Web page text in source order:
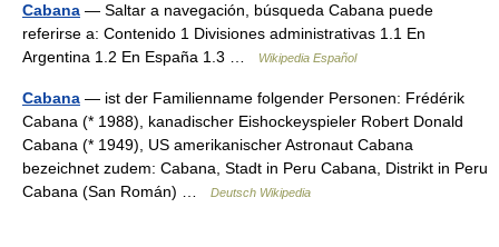
Cabana — Saltar a navegación, búsqueda Cabana puede
referirse a: Contenido 1 Divisiones administrativas 1.1 En
Argentina 1.2 En España 1.3 …
Wikipedia Español
Cabana — ist der Familienname folgender Personen: Frédérik
Cabana (* 1988), kanadischer Eishockeyspieler Robert Donald
Cabana (* 1949), US amerikanischer Astronaut Cabana
bezeichnet zudem: Cabana, Stadt in Peru Cabana, Distrikt in Peru
Cabana (San Román) …
Deutsch Wikipedia